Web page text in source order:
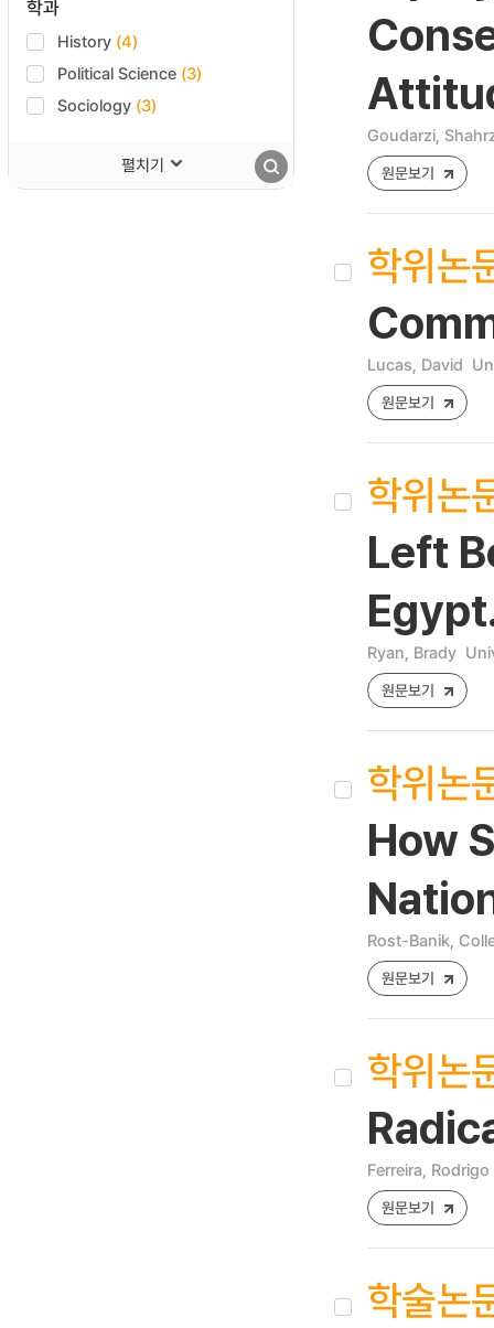
학과
History (4)
Political Science (3)
Sociology (3)
펼치기
Goudarzi,
원문보기
학위논
Lucas, David
원문보기
학위논
Left
Ryan, Brady
원문보기
학위논
How
Rost-Banik,
원문보기
학위논
Ferreira, Rodrigo
원문보기
학술논